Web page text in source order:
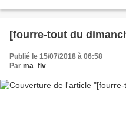
[fourre-tout du
Publié le 15/07/2018 à 06:58
Par ma_flv